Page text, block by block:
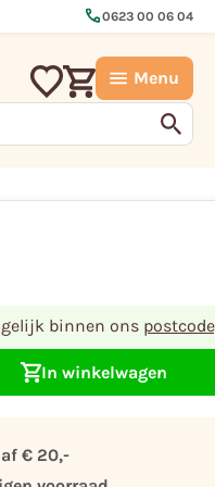
call0623 00 06 04
Menu
binnen ons
In winkelwagen
€ 20,-